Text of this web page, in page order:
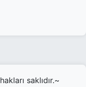
saklıdır.~